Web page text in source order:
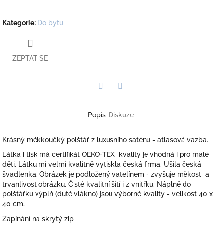
Kategorie: Do bytu
ZEPTAT SE
Popis Diskuze
Krásný měkkoučký polštář z luxusního saténu - atlasová vazba.
Látka i tisk má certifikát OEKO-TEX kvality je vhodná i pro malé
děti. Látku mi velmi kvalitně vytiskla česká firma. Ušila česká
švadlenka. Obrázek je podložený vatelínem - zvyšuje měkost a
trvanlivost obrázku. Čisté kvalitní šití i z vnitřku. Náplně do
polštářku výplň (duté vlákno) jsou výborné kvality - velikost 40 x
40 cm,
Zapínání na skrytý zip.